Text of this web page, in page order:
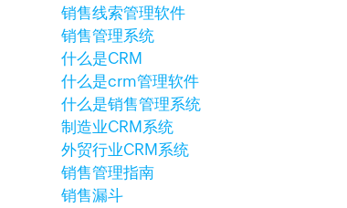
销售线索管理软件
销售管理系统
什么是CRM
什么是crm管理软件
什么是销售管理系统
制造业CRM系统
外贸行业CRM系统
销售管理指南
销售漏斗